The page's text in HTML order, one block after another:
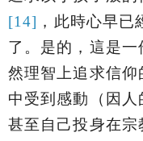
[14] ，此時心早已
了。是的，這是
然理智上追求信
中受到感動（因人
甚至自己投身在